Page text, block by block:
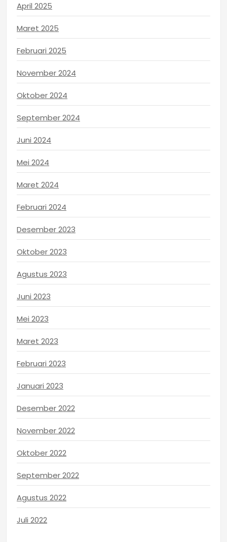
April 2025
Maret 2025
Februari 2025
November 2024
Oktober 2024
September 2024
Juni 2024
Mei 2024
Maret 2024
Februari 2024
Desember 2023
Oktober 2023
Agustus 2023
Juni 2023
Mei 2023
Maret 2023
Februari 2023
Januari 2023
Desember 2022
November 2022
Oktober 2022
September 2022
Agustus 2022
Juli 2022